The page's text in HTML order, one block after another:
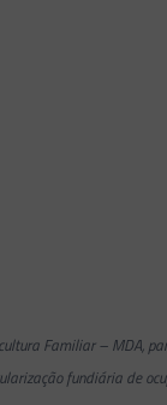
Familiar – MDA,
fundiária de